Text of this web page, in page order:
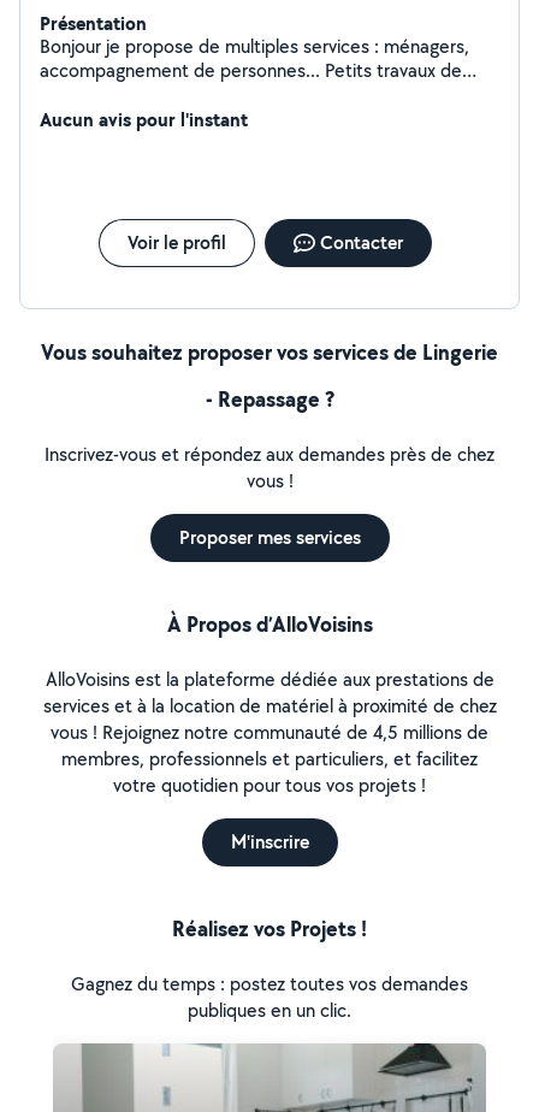
Présentation
Bonjour je propose de multiples services : ménagers,
accompagnement de personnes... Petits travaux de
entrepreneuse pour l'entretien des sépultures.
Aucun avis pour l'instant
Voir le profil Contacter
Vous souhaitez proposer vos services de Lingerie
- Repassage ?
Inscrivez-vous et répondez aux demandes près de chez
vous !
Proposer mes services
À Propos d’AlloVoisins
AlloVoisins est la plateforme dédiée aux prestations de
services et à la location de matériel à proximité de chez
vous ! Rejoignez notre communauté de 4,5 millions de
membres, professionnels et particuliers, et facilitez
votre quotidien pour tous vos projets !
M'inscrire
Réalisez vos Projets !
Gagnez du temps : postez toutes vos demandes
publiques en un clic.